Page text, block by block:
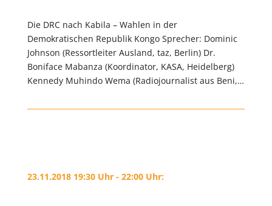
Die DRC nach Kabila – Wahlen in der
Demokratischen Republik Kongo Sprecher: Dominic
Johnson (Ressortleiter Ausland, taz, Berlin) Dr.
Boniface Mabanza (Koordinator, KASA, Heidelberg)
Kennedy Muhindo Wema (Radiojournalist aus Beni,…
23.11.2018 19:30 Uhr - 22:00 Uhr: